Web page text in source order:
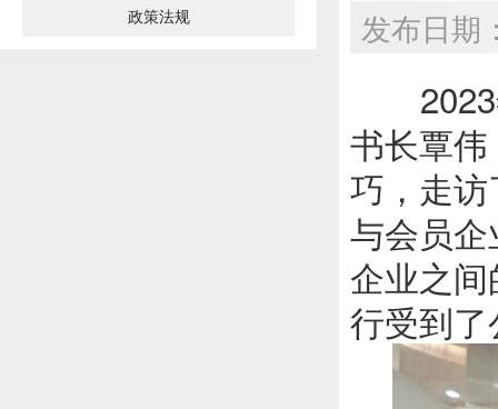
政策法规 发布日期
2023
书长覃
巧，走
与会员
企业之
行受到